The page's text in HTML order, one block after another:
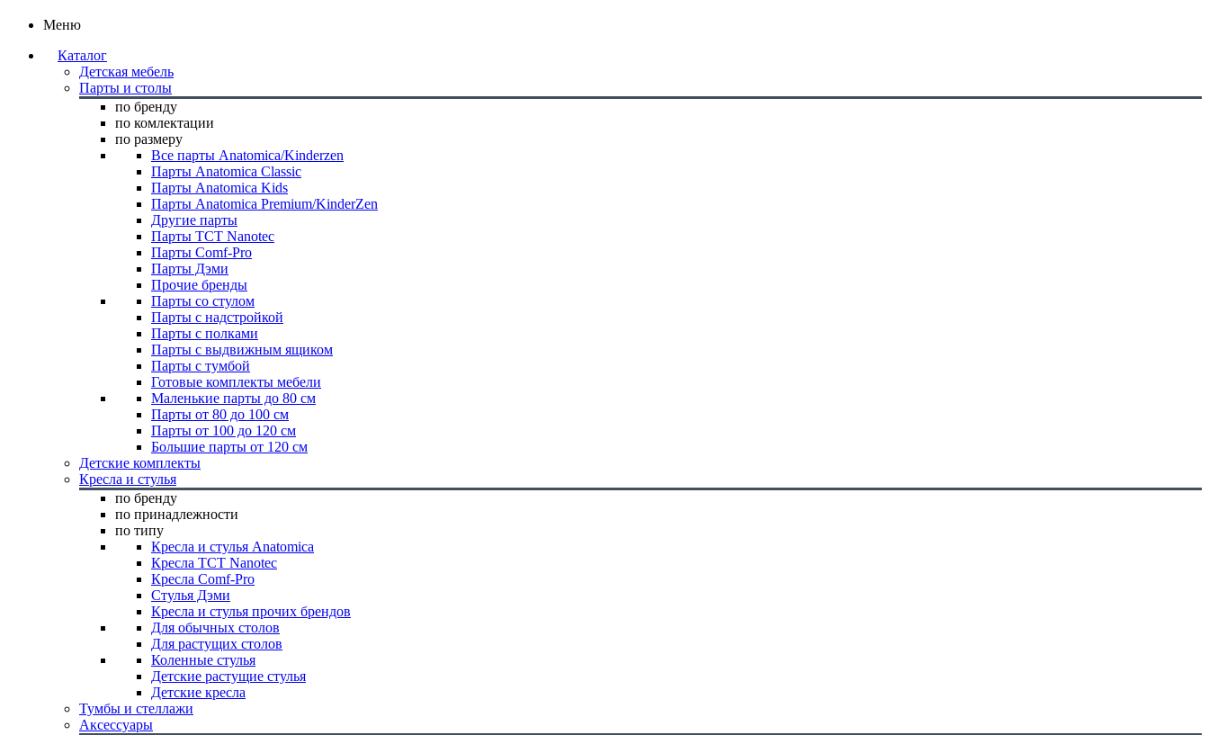
Меню
Каталог
Детская мебель
Парты и столы
по бренду
по комлектации
по размеру
Все парты Anatomica/Kinderzen
Парты Anatomica Classic
Парты Anatomica Kids
Парты Anatomica Premium/KinderZen
Другие парты
Парты TCT Nanotec
Парты Comf-Pro
Парты Дэми
Прочие бренды
Парты со стулом
Парты с надстройкой
Парты с полками
Парты с выдвижным ящиком
Парты с тумбой
Готовые комплекты мебели
Маленькие парты до 80 см
Парты от 80 до 100 см
Парты от 100 до 120 см
Большие парты от 120 см
Детские комплекты
Кресла и стулья
по бренду
по принадлежности
по типу
Кресла и стулья Anatomica
Кресла TCT Nanotec
Кресла Comf-Pro
Стулья Дэми
Кресла и стулья прочих брендов
Для обычных столов
Для растущих столов
Коленные стулья
Детские растущие стулья
Детские кресла
Тумбы и стеллажи
Аксессуары